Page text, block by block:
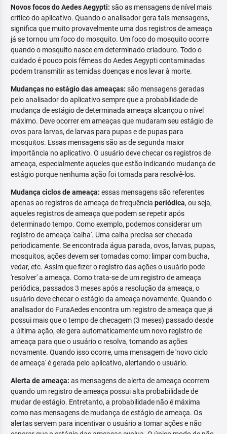
Novos focos do Aedes Aegypti: são as mensagens de nível mais
crítico do aplicativo. Quando o analisador gera tais mensagens,
significa que muito provavelmente uma dos registros de ameaça
já se tornou um foco do mosquito. Um foco do mosquito ocorre
quando o mosquito nasce em determinado criadouro. Todo o
cuidado é pouco pois fêmeas do Aedes Aegypti contaminadas
podem transmitir as temidas doenças e nos levar à morte.
Mudanças no estágio das ameaças: são mensagens geradas
pelo analisador do aplicativo sempre que a probabilidade de
mudança de estágio de determinada ameaça alcançou o nível
máximo. Deve ocorrer em ameaças que mudaram seu estágio de
ovos para larvas, de larvas para pupas e de pupas para
mosquitos. Essas mensagens são as de segunda maior
importância no aplicativo. O usuário deve checar os registros de
ameaça, especialmente aqueles que estão indicando mudança de
estágio porque nenhuma ação foi tomada para resolvê-los.
Mudança ciclos de ameaça: essas mensagens são referentes
apenas ao registros de ameaça de frequência periódica, ou seja,
aqueles registros de ameaça que podem se repetir após
determinado tempo. Como exemplo, podemos considerar um
registro de ameaça 'calha'. Uma calha precisa ser checada
periodicamente. Se encontrada água parada, ovos, larvas, pupas,
mosquitos, ações devem ser tomadas como: limpar com bucha,
vedar, etc. Assim que fizer o registro das ações o usuário pode
'resolver' a ameaça. Como trata-se de um registro de ameaça
periódica, passados 3 meses após a resolução da ameaça, o
usuário deve checar o estágio da ameaça novamente. Quando o
analisador do FuraAedes encontra um registro de ameaça que já
possui mais que o tempo de checagem (3 meses) passado desde
a última ação, ele gera automaticamente um novo registro de
ameaça para que o usuário o resolva, tomando as ações
novamente. Quando isso ocorre, uma mensagem de 'novo ciclo
de ameaça' é gerada pelo aplicativo, alertando o usuário.
Alerta de ameaça: as mensagens de alerta de ameaça ocorrem
quando um registro de ameaça possui alta probabilidade de
mudar de estágio. Entretanto, a probabilidade não é máxima
como nas mensagens de mudança de estágio de ameaça. Os
alertas servem para incentivar o usuário a tomar ações e não